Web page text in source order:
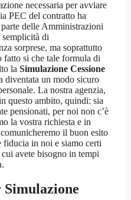
necessaria per avviare
PEC del contratto ha
delle Amministrazioni
di
sorprese, ma soprattutto
fatto si che tale formula di
la Simulazione Cessione
diventata un modo sicuro
La nostra agenzia,
questo ambito, quindi: sia
pensionati, per noi non c’è
la vostra richiesta e in
il buon esito
fiducia in noi e siamo certi
avete bisogno in tempi
Simulazione